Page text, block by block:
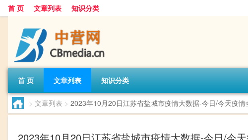
首 页 文章列表 知识分类
首 页 文章列表 知识分类
> 文章列表 > 2023年10月20日江苏省盐城市疫情大数据-今日/今天疫